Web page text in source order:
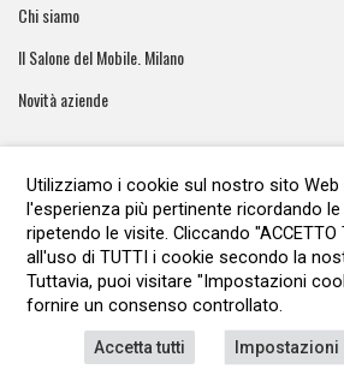
Chi siamo
Il Salone del Mobile. Milano
Novità aziende
ArreCasa e' una testata giornalistica
Roma - Numero 51/2016 Direttore
Editore: ARvis.it - Via Alessandria 88
REA1135122 -
LAVORA CON NOI PRIVACY POLICY
Utilizziamo i cookie sul nostro sito
l'esperienza più pertinente ricordando
ripetendo le visite. Cliccando
all'uso di TUTTI i cookie secondo la
Tuttavia, puoi visitare "Impostazioni
fornire un consenso controllato.
Accetta tutti Impostazioni